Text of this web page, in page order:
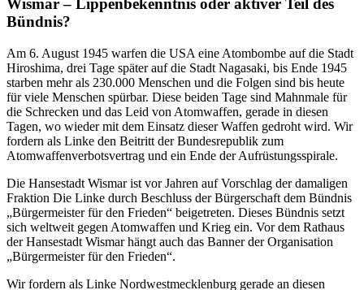
Wismar – Lippenbekenntnis oder aktiver Teil des
Bündnis?
Am 6. August 1945 warfen die USA eine Atombombe auf die Stadt
Hiroshima, drei Tage später auf die Stadt Nagasaki, bis Ende 1945
starben mehr als 230.000 Menschen und die Folgen sind bis heute
für viele Menschen spürbar. Diese beiden Tage sind Mahnmale für
die Schrecken und das Leid von Atomwaffen, gerade in diesen
Tagen, wo wieder mit dem Einsatz dieser Waffen gedroht wird. Wir
fordern als Linke den Beitritt der Bundesrepublik zum
Atomwaffenverbotsvertrag und ein Ende der Aufrüstungsspirale.
Die Hansestadt Wismar ist vor Jahren auf Vorschlag der damaligen
Fraktion Die Linke durch Beschluss der Bürgerschaft dem Bündnis
„Bürgermeister für den Frieden“ beigetreten. Dieses Bündnis setzt
sich weltweit gegen Atomwaffen und Krieg ein. Vor dem Rathaus
der Hansestadt Wismar hängt auch das Banner der Organisation
„Bürgermeister für den Frieden“.
Wir fordern als Linke Nordwestmecklenburg gerade an diesen